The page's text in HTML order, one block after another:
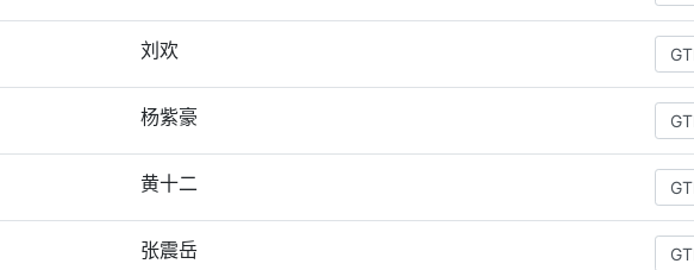
刘欢
杨紫豪
黄十二
张震岳